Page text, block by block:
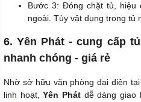
Bước 3: Đóng chặt tủ, hiệu
ngoài. Tùy vật dụng trong tủ
6. Yên Phát - cung cấp
nhanh chóng - giá rẻ
Nhờ sở hữu văn phòng đại diện
linh hoạt,Yên Phát dễ dàng giao